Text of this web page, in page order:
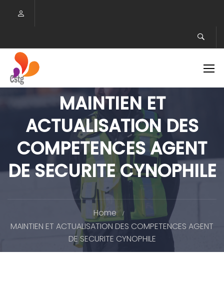
MAINTIEN ET
ACTUALISATION DES
COMPETENCES AGENT
DE SECURITE CYNOPHILE
Home
MAINTIEN ET ACTUALISATION DES COMPETENCES AGENT
DE SECURITE CYNOPHILE